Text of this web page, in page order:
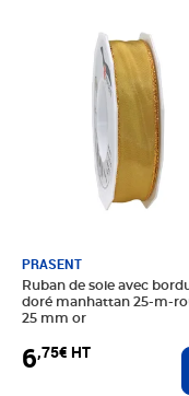
PRASENT
Ruban de soie avec
doré manhattan 25-m-
25 mm or
6,75€ HT
Prix 6,75€ HT